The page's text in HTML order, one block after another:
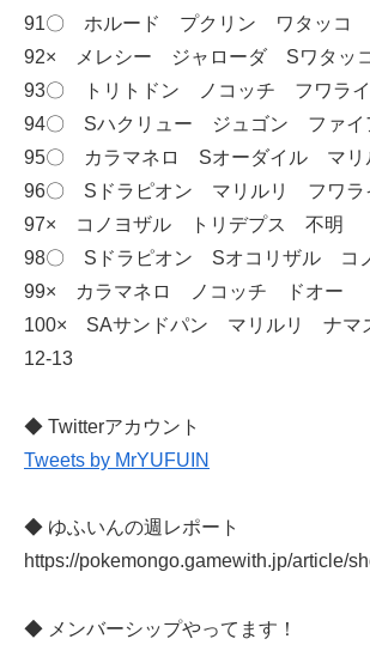
91〇 ホルード プクリン ワタッコ
92× メレシー ジャローダ Sワタッ
93〇 トリトドン ノコッチ フワライ
94〇 Sハクリュー ジュゴン ファイ
95〇 カラマネロ Sオーダイル マリ
96〇 Sドラピオン マリルリ フワラ
97× コノヨザル トリデプス 不明
98〇 Sドラピオン Sオコリザル コ
99× カラマネロ ノコッチ ドオー
100× SAサンドパン マリルリ ナマ
12‐13
◆ Twitterアカウント
Tweets by MrYUFUIN
◆ ゆふいんの週レポート
https://pokemongo.gamewith.jp/article/
◆ メンバーシップやってます！